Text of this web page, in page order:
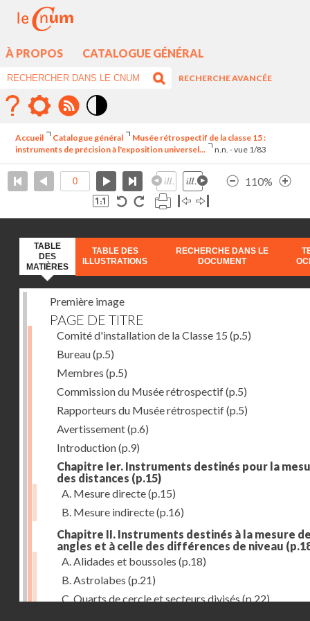
À PROPOS CATALOGUE GÉNÉRAL
RECHERCHE AVANCÉE
élévé
Accueil Catalogue général
Musée rétrospectif de la classe 15 :
instruments de précision à l'exposition universel...
n.n. - vue 1/83
110%
TABLE
DES
MATIÈRES
TABLE DES
ILLUSTRATIONS
RECHERCHE DANS LE
DOCUMENT
Première image
PAGE DE TITRE
Comité d'installation de la Classe 15 (p.5)
Bureau(p.5)
Membres (p.5)
Commission du Musée rétrospectif(p.5)
Rapporteurs du Musée rétrospectif(p.5)
Avertissement(p.6)
Introduction(p.9)
Chapitre Ier. Instruments destinés pour la
des distances (p.15)
A. Mesure directe(p.15)
B. Mesure indirecte(p.16)
Chapitre II. Instruments destinés à la mesure
angles et à celle des différences de niveau
A. Alidades et boussoles (p.18)
B. Astrolabes (p.21)
C. Quarts de cercle et secteurs divisés (p.22)